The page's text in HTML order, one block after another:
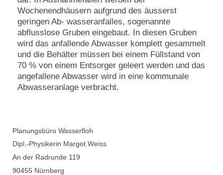
Wochenendhäusern aufgrund des äusserst
geringen Ab- wasseranfalles, sogenannte
abflusslose Gruben eingebaut. In diesen Gruben
wird das anfallende Abwasser komplett gesammelt
und die Behälter müssen bei einem Füllstand von
70 % von einem Entsorger geleert werden und das
angefallene Abwasser wird in eine kommunale
Abwasseranlage verbracht.
Planungsbüro Wasserfloh
Dipl.-Physikerin Margot Weiss
An der Radrunde 119
90455 Nürnberg